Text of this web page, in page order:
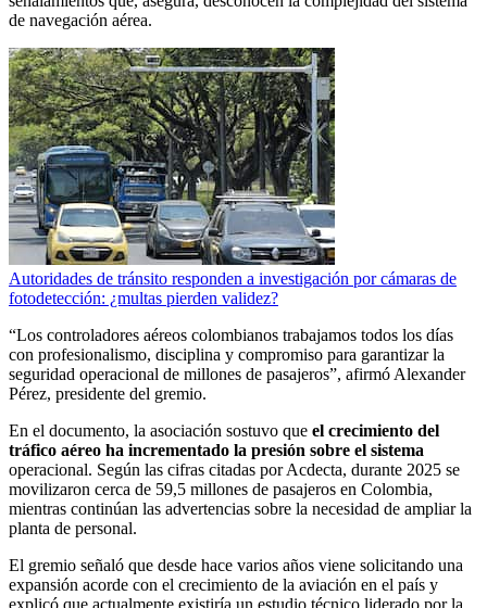
de navegación aérea.
Autoridades de tránsito responden a investigación por cámaras de
fotodetección: ¿multas pierden validez?
“Los controladores aéreos colombianos trabajamos todos los días
con profesionalismo, disciplina y compromiso para garantizar la
seguridad operacional de millones de pasajeros”, afirmó Alexander
Pérez, presidente del gremio.
En el documento, la asociación sostuvo que el crecimiento del
tráfico aéreo ha incrementado la presión sobre el sistema
operacional. Según las cifras citadas por Acdecta, durante 2025 se
movilizaron cerca de 59,5 millones de pasajeros en Colombia,
mientras continúan las advertencias sobre la necesidad de ampliar la
planta de personal.
El gremio señaló que desde hace varios años viene solicitando una
expansión acorde con el crecimiento de la aviación en el país y
explicó que actualmente existiría un estudio técnico liderado por la